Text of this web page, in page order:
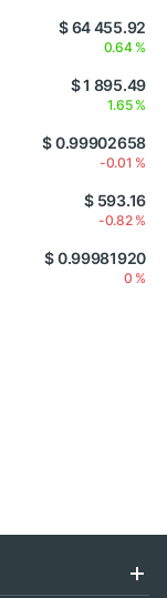
$ 64 455.92
0.64 %
$ 1 895.49
1.65 %
$ 0.99902658
-0.01 %
$ 593.16
-0.82 %
$ 0.99981920
0 %